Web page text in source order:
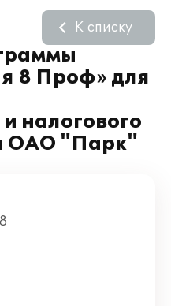
8 Проф» для
налогового
ОАО "Парк"
К списку